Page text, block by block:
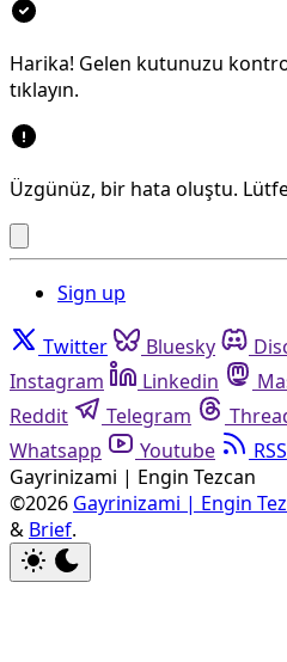
Harika! Gelen kutunuzu
tıklayın.
Üzgünüz, bir hata oluştu.
Sign up
Twitter Bluesky
Instagram
Linkedin
Reddit
Telegram
Whatsapp
Youtube
RSS
Gayrinizami | Engin Tezcan
©2026 Gayrinizami | Engin
& Brief.